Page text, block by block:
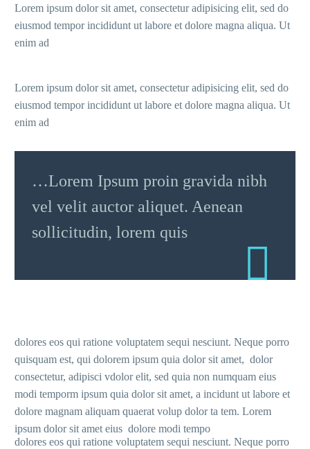
Lorem ipsum dolor sit amet, consectetur adipisicing elit, sed do
eiusmod tempor incididunt ut labore et dolore magna aliqua. Ut
enim ad
Lorem ipsum dolor sit amet, consectetur adipisicing elit, sed do
eiusmod tempor incididunt ut labore et dolore magna aliqua. Ut
enim ad
…Lorem Ipsum proin gravida nibh
vel velit auctor aliquet. Aenean
sollicitudin, lorem quis
dolores eos qui ratione voluptatem sequi nesciunt. Neque porro
quisquam est, qui dolorem ipsum quia dolor sit amet, dolor
consectetur, adipisci vdolor elit, sed quia non numquam eius
modi temporm ipsum quia dolor sit amet, a incidunt ut labore et
dolore magnam aliquam quaerat volup dolor ta tem. Lorem
ipsum dolor sit amet eius dolore modi tempo
dolores eos qui ratione voluptatem sequi nesciunt. Neque porro